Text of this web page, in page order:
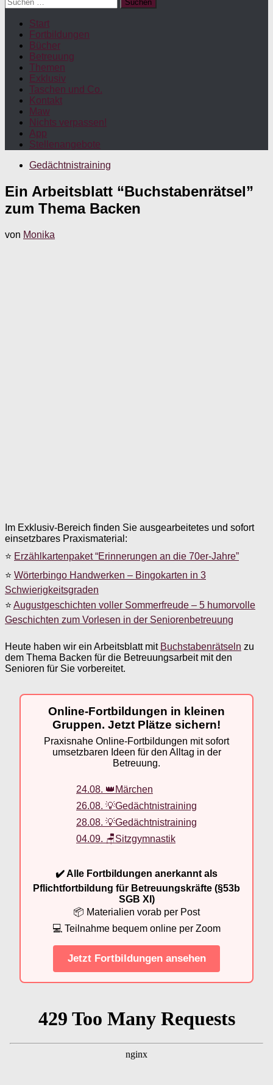
nach:
Start
Fortbildungen
Bücher
Betreuung
Themen
Exklusiv
Taschen und Co.
Kontakt
Maw
Nichts verpassen!
App
Stellenangebote
Gedächtnistraining
Ein Arbeitsblatt “Buchstabenrätsel”
zum Thema Backen
von Monika
Im Exklusiv-Bereich finden Sie ausgearbeitetes und sofort
einsetzbares Praxismaterial:
⭐ Erzählkartenpaket “Erinnerungen an die 70er-Jahre”
⭐ Wörterbingo Handwerken – Bingokarten in 3
Schwierigkeitsgraden
⭐ Augustgeschichten voller Sommerfreude – 5 humorvolle
Geschichten zum Vorlesen in der Seniorenbetreuung
Heute haben wir ein Arbeitsblatt mit Buchstabenrätseln zu
dem Thema Backen für die Betreuungsarbeit mit den
Senioren für Sie vorbereitet.
Online-Fortbildungen in kleinen
Gruppen. Jetzt Plätze sichern!
Praxisnahe Online-Fortbildungen mit sofort
umsetzbaren Ideen für den Alltag in der
Betreuung.
24.08. 👑Märchen
26.08. 💡Gedächtnistraining
28.08. 💡Gedächtnistraining
04.09. 🪑Sitzgymnastik
✔️ Alle Fortbildungen anerkannt als
Pflichtfortbildung für Betreuungskräfte (§53b
SGB XI)
📦 Materialien vorab per Post
💻 Teilnahme bequem online per Zoom
Jetzt Fortbildungen ansehen